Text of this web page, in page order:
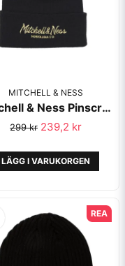
MITCHELL & NESS
Mitchell & Ness Pinscript Knit Cuff Black Gold
299 kr 239,2 kr
LÄGG I VARUKORGEN
REA